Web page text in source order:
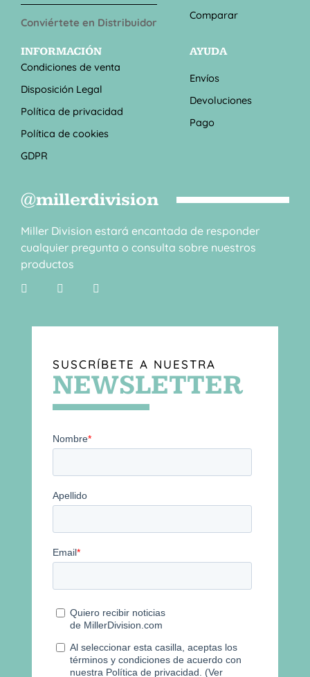
Conviértete en Distribuidor
Comparar
INFORMACIÓN
Condiciones de venta
Disposición Legal
Política de privacidad
Política de cookies
GDPR
AYUDA
Envíos
Devoluciones
Pago
@millerdivision
Miller Division estará encantada de responder
cualquier pregunta o consulta sobre nuestros
productos
SUSCRÍBETE A NUESTRA
NEWSLETTER